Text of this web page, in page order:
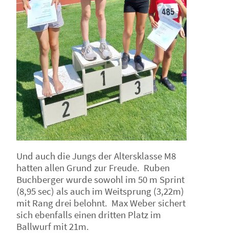
Und auch die Jungs der Altersklasse M8
hatten allen Grund zur Freude. Ruben
Buchberger wurde sowohl im 50 m Sprint
(8,95 sec) als auch im Weitsprung (3,22m)
mit Rang drei belohnt. Max Weber sichert
sich ebenfalls einen dritten Platz im
Ballwurf mit 21m.